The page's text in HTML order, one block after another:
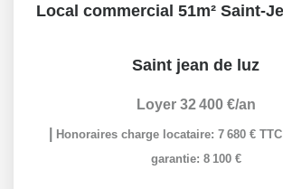
Saint jean de luz
Loyer 32 400 €/an
Honoraires charge locataire: 7 680 € TTC
garantie: 8 100 €